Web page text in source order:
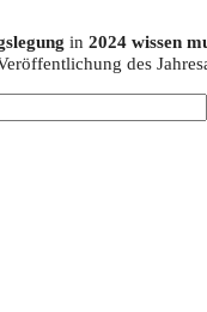
in 2024 wissen
des